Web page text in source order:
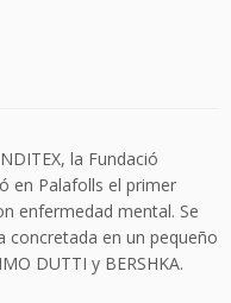
la Fundació
en Palafolls el primer
enfermedad mental. Se
concretada en un pequeño
DUTTI y BERSHKA.